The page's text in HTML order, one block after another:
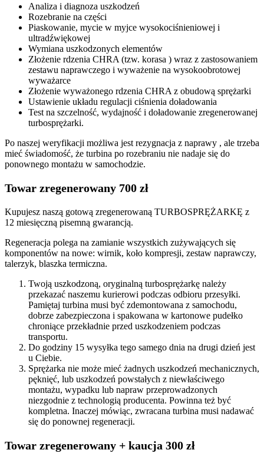
Analiza i diagnoza uszkodzeń
Rozebranie na części
Piaskowanie, mycie w myjce wysokociśnieniowej i
ultradźwiękowej
Wymiana uszkodzonych elementów
Złożenie rdzenia CHRA (tzw. korasa ) wraz z zastosowaniem
zestawu naprawczego i wyważenie na wysokoobrotowej
wyważarce
Złożenie wyważonego rdzenia CHRA z obudową sprężarki
Ustawienie układu regulacji ciśnienia doładowania
Test na szczelność, wydajność i doładowanie zregenerowanej
turbosprężarki.
Po naszej weryfikacji możliwa jest rezygnacja z naprawy , ale trzeba
mieć świadomość, że turbina po rozebraniu nie nadaje się do
ponownego montażu w samochodzie.
Towar zregenerowany 700 zł
Kupujesz naszą gotową zregenerowaną TURBOSPRĘŻARKĘ z
12 miesięczną pisemną gwarancją.
Regeneracja polega na zamianie wszystkich zużywających się
komponentów na nowe: wirnik, koło kompresji, zestaw naprawczy,
talerzyk, blaszka termiczna.
Twoją uszkodzoną, oryginalną turbosprężarkę należy
przekazać naszemu kurierowi podczas odbioru przesyłki.
Pamiętaj turbina musi być zdemontowana z samochodu,
dobrze zabezpieczona i spakowana w kartonowe pudełko
chroniące przekładnie przed uszkodzeniem podczas
transportu.
Do godziny 15 wysyłka tego samego dnia na drugi dzień jest
u Ciebie.
Sprężarka nie może mieć żadnych uszkodzeń mechanicznych,
pęknięć, lub uszkodzeń powstałych z niewłaściwego
montażu, wypadku lub napraw przeprowadzonych
niezgodnie z technologią producenta. Powinna też być
kompletna. Inaczej mówiąc, zwracana turbina musi nadawać
się do ponownej regeneracji.
Towar zregenerowany + kaucja 300 zł